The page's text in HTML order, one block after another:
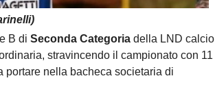
B di Seconda Categoria della LND calcio
stravincendo il campionato con 11
portare nella bacheca societaria di